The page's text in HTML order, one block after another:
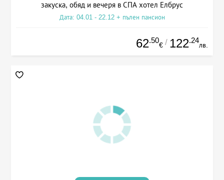
закуска, обяд и вечеря в СПА хотел Елбрус
Дата: 04.01 - 22.12 + пълен пансион
62.50
€ / 122.24
лв.